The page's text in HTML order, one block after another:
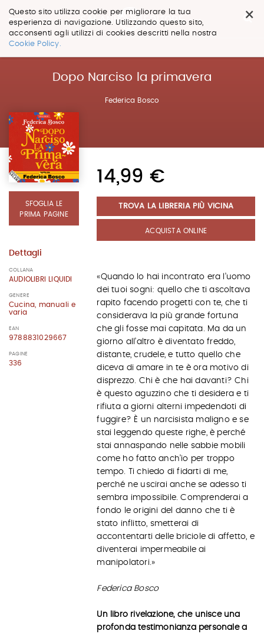
×
Questo sito utilizza cookie per migliorare la tua
esperienza di navigazione. Utilizzando questo sito,
acconsenti agli utilizzi di cookies descritti nella nostra
Cookie Policy.
Salta
Dopo Narciso la primavera
Federica Bosco
SFOGLIA LE
PRIMA PAGINE
Dettagli
COLLANA
AUDIOLIBRI LIQUIDI
GENERE
Cucina, manuali e
varia
EAN
9788831029667
PAGINE
336
14,99 €
TROVA LA LIBRERIA PIÙ VICINA
ACQUISTA ONLINE
«Quando lo hai incontrato era l’uomo
dei tuoi sogni: quello che ti ascoltava
rapito facendo progetti con te, che ti
considerava la più grande fortuna
che gli fosse mai capitata. Ma da un
giorno all’altro è diventato freddo,
distante, crudele, e tutto quello che
diceva di amare in te è ora motivo di
disprezzo. Chi è che hai davanti? Chi
è questo aguzzino che ti desidera e ti
rifiuta a giorni alterni impedendoti di
fuggire? È un narcisista maligno e se
stai leggendo queste righe, è perché
stai annaspando nelle sabbie mobili
come ho fatto anch’io per troppo
tempo. Ti chiedo di fidarti di me,
perché ne uscirai anche se adesso ti
sembra impossibile. Comprenderai a
fondo le origini del danno che ti è
stato inflitto, smetterai di
accontentarti delle briciole di affetto, e
diventerai impermeabile ai
manipolatori.»
Federica Bosco
Un libro rivelazione, che unisce una
profonda testimonianza personale a